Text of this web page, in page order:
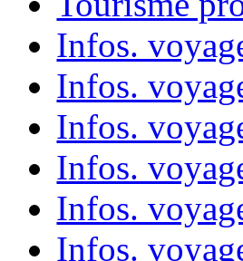
Infos.
Infos.
Infos.
Infos.
Infos.
Infos.